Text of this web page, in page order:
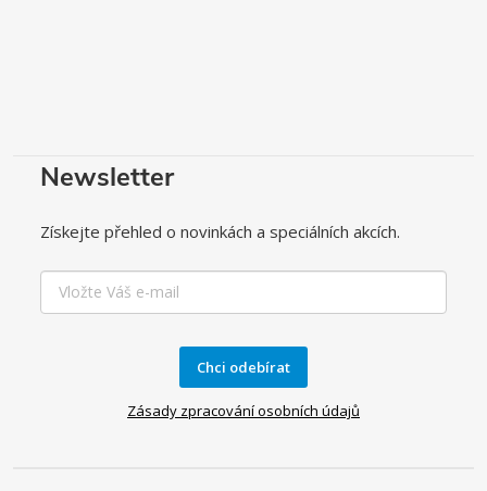
Newsletter
Získejte přehled o novinkách a speciálních akcích.
Chci odebírat
Zásady zpracování osobních údajů